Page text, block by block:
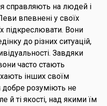
справляють на людей і
впевнені у своїх
підкреслювати. Вони
до різних ситуацій,
Завдяки
часто стають
інших своїм
розуміють не
й ті якості, над якими їм